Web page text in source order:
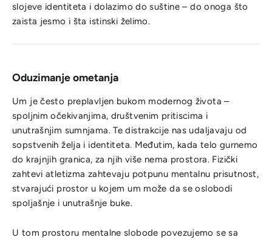
slojeve identiteta i dolazimo do suštine – do onoga što
zaista jesmo i šta istinski želimo.
Oduzimanje ometanja
Um je često preplavljen bukom modernog života –
spoljnim očekivanjima, društvenim pritiscima i
unutrašnjim sumnjama. Te distrakcije nas udaljavaju od
sopstvenih želja i identiteta. Međutim, kada telo gurnemo
do krajnjih granica, za njih više nema prostora. Fizički
zahtevi atletizma zahtevaju potpunu mentalnu prisutnost,
stvarajući prostor u kojem um može da se oslobodi
spoljašnje i unutrašnje buke.
U tom prostoru mentalne slobode povezujemo se sa